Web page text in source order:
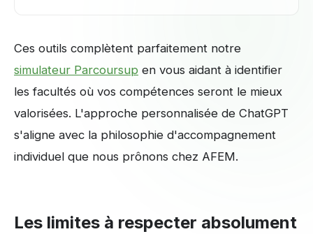
Ces outils complètent parfaitement notre
simulateur Parcoursup en vous aidant à identifier
les facultés où vos compétences seront le mieux
valorisées. L'approche personnalisée de ChatGPT
s'aligne avec la philosophie d'accompagnement
individuel que nous prônons chez AFEM.
Les limites à respecter absolument